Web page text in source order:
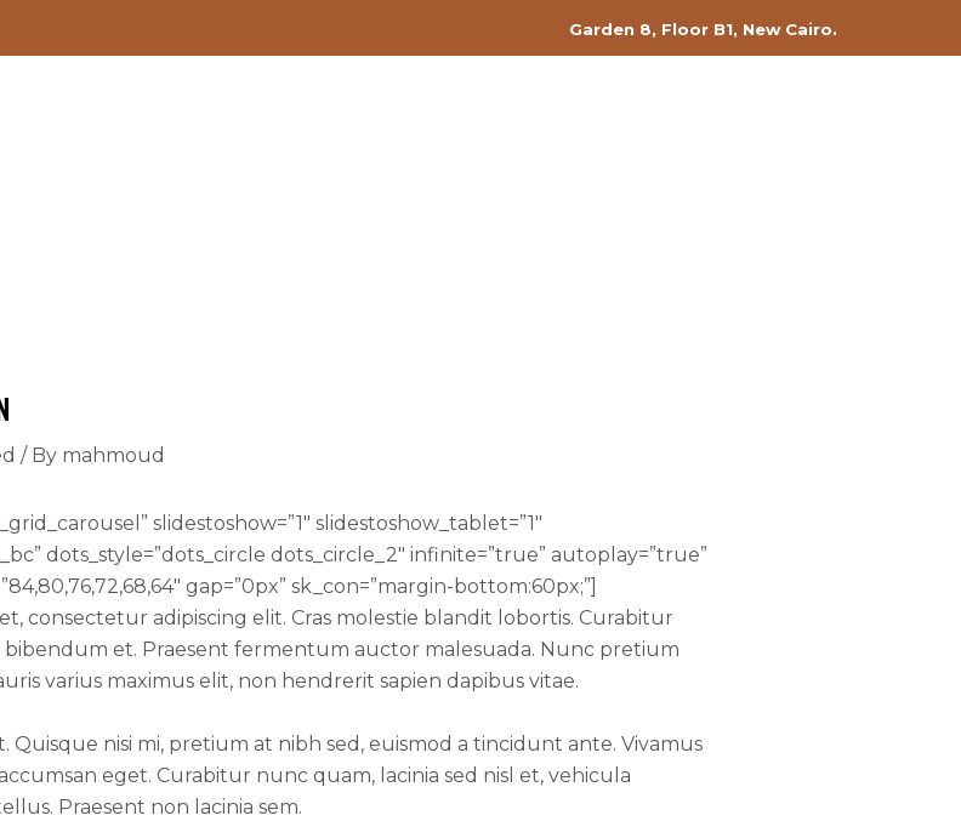
Garden 8, Floor B1, New Cairo.
/ By mahmoud
slidestoshow=”1″ slidestoshow_tablet=”1″
dots_style=”dots_circle dots_circle_2″ infinite=”true” autoplay=”true”
gap=”0px” sk_con=”margin-bottom:60px;”]
consectetur adipiscing elit. Cras molestie blandit lobortis. Curabitur
et. Praesent fermentum auctor malesuada. Nunc pretium
varius maximus elit, non hendrerit sapien dapibus vitae.
nisi mi, pretium at nibh sed, euismod a tincidunt ante. Vivamus
eget. Curabitur nunc quam, lacinia sed nisl et, vehicula
Praesent non lacinia sem.